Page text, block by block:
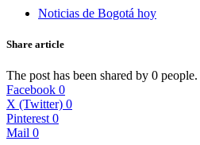
Noticias de Bogotá hoy
Share article
The post has been shared by 0 people.
Facebook 0
X (Twitter) 0
Pinterest 0
Mail 0